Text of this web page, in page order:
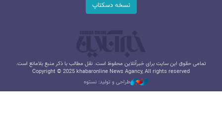
نسخه دسکتاپ
تمامی حقوق این سایت برای خبرآنلاین محفوظ است. نقل مطالب با ذکر منبع بلامانع است.
Copyright © 2025 khabaronline News Agancy, All rights reserved
طراحی و تولید: نستوه